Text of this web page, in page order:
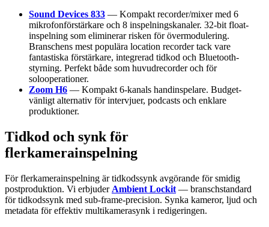
Sound Devices 833 — Kompakt recorder/mixer med 6
mikrofonförstärkare och 8 inspelningskanaler. 32-bit float-
inspelning som eliminerar risken för övermodulering.
Branschens mest populära location recorder tack vare
fantastiska förstärkare, integrerad tidkod och Bluetooth-
styrning. Perfekt både som huvudrecorder och för
solooperationer.
Zoom H6 — Kompakt 6-kanals handinspelare. Budget-
vänligt alternativ för intervjuer, podcasts och enklare
produktioner.
Tidkod och synk för
flerkamerainspelning
För flerkamerainspelning är tidkodssynk avgörande för smidig
postproduktion. Vi erbjuder Ambient Lockit — branschstandard
för tidkodssynk med sub-frame-precision. Synka kameror, ljud och
metadata för effektiv multikamerasynk i redigeringen.